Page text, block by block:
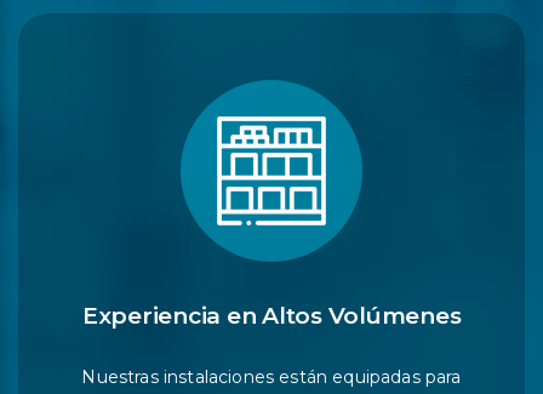
Experiencia en Altos Volúmenes
Nuestras instalaciones están equipadas para